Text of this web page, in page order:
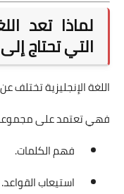
لماذا تعد
التي تحتاج
اللغة الإنجليزية تختلف
فهي تعتمد على
فهم الكلمات.
استيعاب القواعد.